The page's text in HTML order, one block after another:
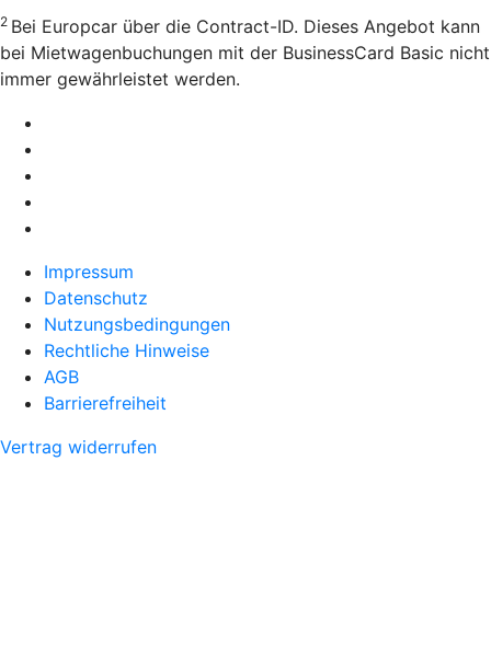
2 Bei Europcar über die Contract-ID. Dieses Angebot kann
bei Mietwagenbuchungen mit der BusinessCard Basic nicht
immer gewährleistet werden.
Impressum
Datenschutz
Nutzungsbedingungen
Rechtliche Hinweise
AGB
Barrierefreiheit
Vertrag widerrufen